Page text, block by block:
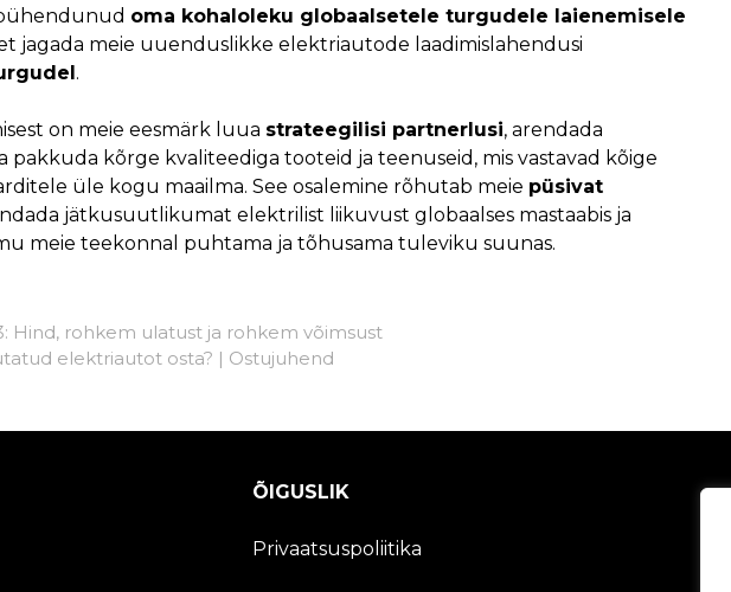
oma kohaloleku globaalsetele turgudele laienemisele
jagada meie uuenduslikke elektriautode laadimislahendusi
.
on meie eesmärk luua strateegilisi partnerlusi, arendada
pakkuda kõrge kvaliteediga tooteid ja teenuseid, mis vastavad kõige
üle kogu maailma. See osalemine rõhutab meie püsivat
jätkusuutlikumat elektrilist liikuvust globaalses mastaabis ja
meie teekonnal puhtama ja tõhusama tuleviku suunas.
Hind, rohkem ulatust ja rohkem võimsust
elektriautot osta? | Ostujuhend
ÕIGUSLIK
Privaatsuspoliitika